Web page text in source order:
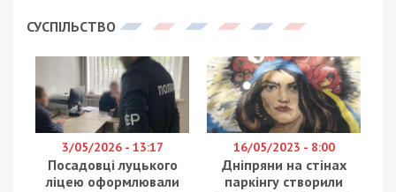
полезны вам в “копилочку”. Такие советы иногда
помогают сэкономить очень ценное время или
выкрутиться из определенной ситуации.
Лайфхаки с едой: рецепты
Предлагаем рецепт вкуснейших печенек с
шоколадом, которые и готовятся к тому же за
считанные минуты.